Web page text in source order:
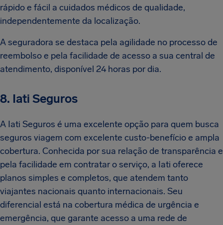
rápido e fácil a cuidados médicos de qualidade,
independentemente da localização.
A seguradora se destaca pela agilidade no processo de
reembolso e pela facilidade de acesso a sua central de
atendimento, disponível 24 horas por dia.
8. Iati Seguros
A Iati Seguros é uma excelente opção para quem busca
seguros viagem com excelente custo-benefício e ampla
cobertura. Conhecida por sua relação de transparência e
pela facilidade em contratar o serviço, a Iati oferece
planos simples e completos, que atendem tanto
viajantes nacionais quanto internacionais. Seu
diferencial está na cobertura médica de urgência e
emergência, que garante acesso a uma rede de